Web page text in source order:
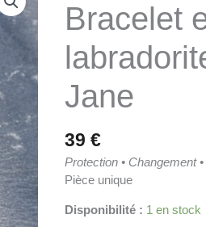
Bracelet
Jane
39€
Protection • Changement
Pièce unique
Disponibilité : 1 en stock
Bracelet
labradorite
bleue
Jane